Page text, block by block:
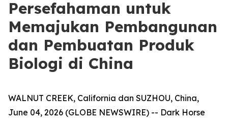
Persefahaman untuk
Memajukan Pembangunan
dan Pembuatan Produk
Biologi di China
WALNUT CREEK, California dan SUZHOU, China,
June 04, 2026 (GLOBE NEWSWIRE) -- Dark Horse